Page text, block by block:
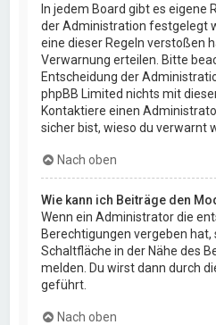
In jedem Board gibt es eigene
der Administration festgelegt
eine dieser Regeln verstoßen
Verwarnung erteilen. Bitte
Entscheidung der
phpBB Limited nichts mit
Kontaktiere einen
sicher bist, wieso du verwarnt
Nach oben
Wie kann ich Beiträge den
Wenn ein Administrator die
Berechtigungen vergeben hat,
Schaltfläche in der Nähe des
melden. Du wirst dann durch
geführt.
Nach oben